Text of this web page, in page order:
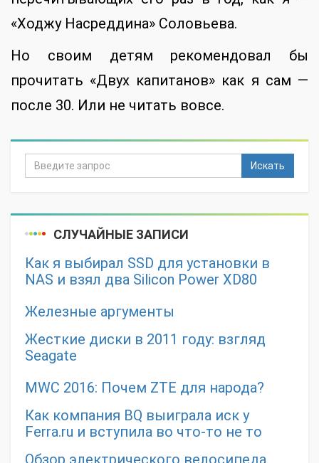
«Ходжу Насреддина» Соловьева.
Но своим детям рекомендовал бы
прочитать «Двух капитанов» как я сам —
после 30. Или не читать вовсе.
Искать
СЛУЧАЙНЫЕ ЗАПИСИ
Как я выбирал SSD для установки в
NAS и взял два Silicon Power XD80
Железные аргументы
Жесткие диски в 2011 году: взгляд
Seagate
MWC 2016: Почем ZTE для народа?
Как компания BQ выиграла иск у
Ferra.ru и вступила во что-то не то